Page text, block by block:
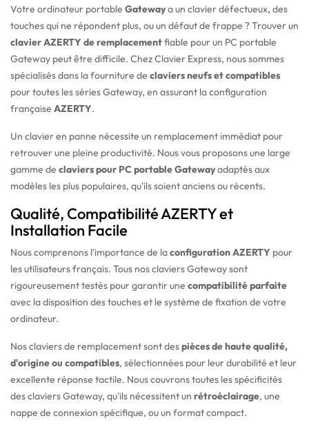
Votre ordinateur portable Gatewaya un clavier défectueux, des
touches qui ne répondent plus, ou un défaut de frappe ? Trouver un
clavier AZERTY de remplacementfiable pour un PC portable
Gateway peut être difficile. Chez Clavier Express, nous sommes
spécialisés dans la fourniture de claviers neufs et compatibles
pour toutes les séries Gateway, en assurant la configuration
française AZERTY.
Un clavier en panne nécessite un remplacement immédiat pour
retrouver une pleine productivité. Nous vous proposons une large
gamme de claviers pour PC portable Gatewayadaptés aux
modèles les plus populaires, qu'ils soient anciens ou récents.
Qualité, Compatibilité AZERTY et
Installation Facile
Nous comprenons l'importance de laconfiguration AZERTY pour
les utilisateurs français. Tous nos claviers Gateway sont
rigoureusement testés pour garantir une compatibilité parfaite
avec la disposition des touches et le système de fixation de votre
ordinateur.
Nos claviers de remplacement sont despièces de haute qualité,
d'origine ou compatibles, sélectionnées pour leur durabilité et leur
excellente réponse tactile. Nous couvrons toutes les spécificités
des claviers Gateway, qu'ils nécessitent un rétroéclairage, une
nappe de connexion spécifique, ou un format compact.